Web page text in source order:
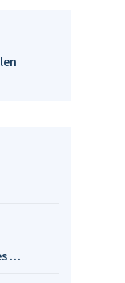
…